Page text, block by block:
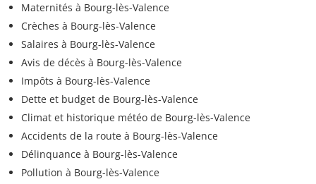
Maternités à Bourg-lès-Valence
Crèches à Bourg-lès-Valence
Salaires à Bourg-lès-Valence
Avis de décès à Bourg-lès-Valence
Impôts à Bourg-lès-Valence
Dette et budget de Bourg-lès-Valence
Climat et historique météo de Bourg-lès-Valence
Accidents de la route à Bourg-lès-Valence
Délinquance à Bourg-lès-Valence
Pollution à Bourg-lès-Valence